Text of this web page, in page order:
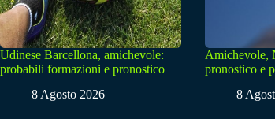
Udinese Barcellona, amichevole:
probabili formazioni e pronostico
8 Agosto 2026
Amichevole,
pronostico e
8